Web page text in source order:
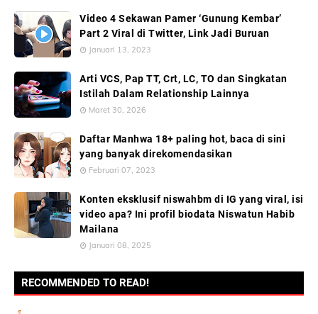
Video 4 Sekawan Pamer ‘Gunung Kembar’
Part 2 Viral di Twitter, Link Jadi Buruan
Januari 13, 2023
Arti VCS, Pap TT, Crt, LC, TO dan Singkatan
Istilah Dalam Relationship Lainnya
Maret 30, 2026
Daftar Manhwa 18+ paling hot, baca di sini
yang banyak direkomendasikan
Februari 07, 2023
Konten eksklusif niswahbm di IG yang viral, isi
video apa? Ini profil biodata Niswatun Habib
Mailana
Januari 08, 2025
RECOMMENDED TO READ!